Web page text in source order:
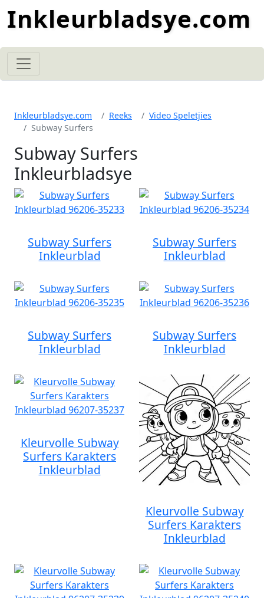
Inkleurbladsye.com
Inkleurbladsye.com Reeks
Video Speletjies
Subway Surfers
Subway Surfers
Inkleurbladsye
Subway Surfers
Inkleurblad
Subway Surfers
Inkleurblad
Subway Surfers
Inkleurblad
Subway Surfers
Inkleurblad
Kleurvolle Subway
Surfers Karakters
Inkleurblad
Kleurvolle Subway
Surfers Karakters
Inkleurblad